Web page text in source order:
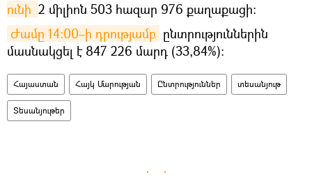
ունի 2 միլիոն 503 հազար 976 քաղաքացի։
Ժամը 14։00–ի դրությամբ ընտրություններին
մասնակցել է 847 226 մարդ (33,84%)։
Հայաստան Հայկ Մարության Ընտրություններ տեսանյութ
Տեսանյութեր